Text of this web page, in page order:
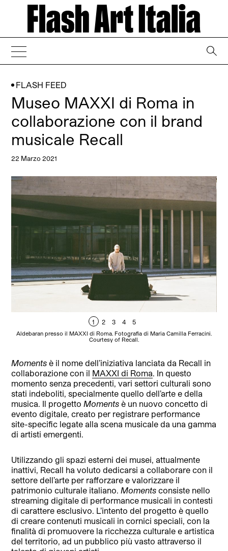
FLASH FEED
Museo MAXXI di Roma in
collaborazione con il brand
musicale Recall
22 Marzo 2021
1 2 3 4 5
Aldebaran presso il MAXXI di Roma. Fotografia di Maria Camilla Ferracini.
Courtesy of Recall.
Momentsè il nome dell’iniziativa lanciata da Recall in
collaborazione con il MAXXI di Roma. In questo
momento senza precedenti, vari settori culturali sono
stati indeboliti, specialmente quello dell’arte e della
musica. Il progettoMomentsè un nuovo concetto di
evento digitale, creato per registrare performance
site-specific legate alla scena musicale da una gamma
di artisti emergenti.
Utilizzando gli spazi esterni dei musei, attualmente
inattivi, Recall ha voluto dedicarsi a collaborare con il
settore dell’arte per rafforzare e valorizzare il
patrimonio culturale italiano.Momentsconsiste nello
streaming digitale di performance musicali in contesti
di carattere esclusivo. L’intento del progetto è quello
di creare contenuti musicali in cornici speciali, con la
finalità di promuovere la ricchezza culturale e artistica
del territorio, ad un pubblico più vasto attraverso il